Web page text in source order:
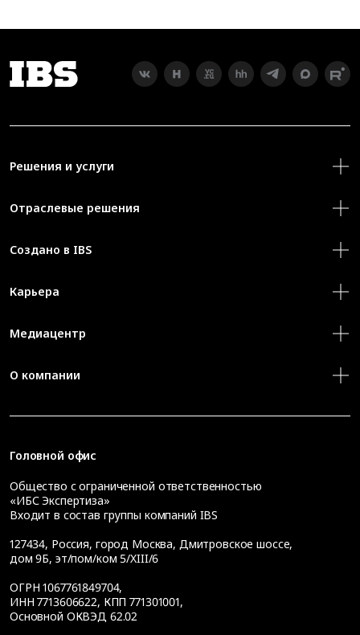
Решения и услуги
Отраслевые решения
Создано в IBS
Карьера
Медиацентр
О компании
Головной офис
Общество с ограниченной ответственностью
«ИБС Экспертиза»
Входит в состав группы компаний IBS
127434, Россия, город Москва, Дмитровское шоссе,
дом 9Б, эт/пом/ком 5/XIII/6
ОГРН 1067761849704,
ИНН 7713606622, КПП 771301001,
Основной ОКВЭД 62.02